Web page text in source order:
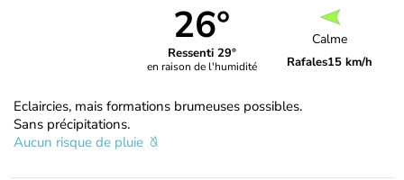
26°
Ressenti 29°
en raison de l'humidité
Calme
Rafales15 km/h
Eclaircies, mais formations brumeuses possibles.
Sans précipitations.
Aucun risque de pluie